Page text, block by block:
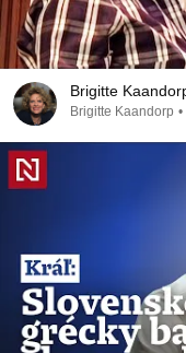
Brigitte
Brigitte Kaandorp •